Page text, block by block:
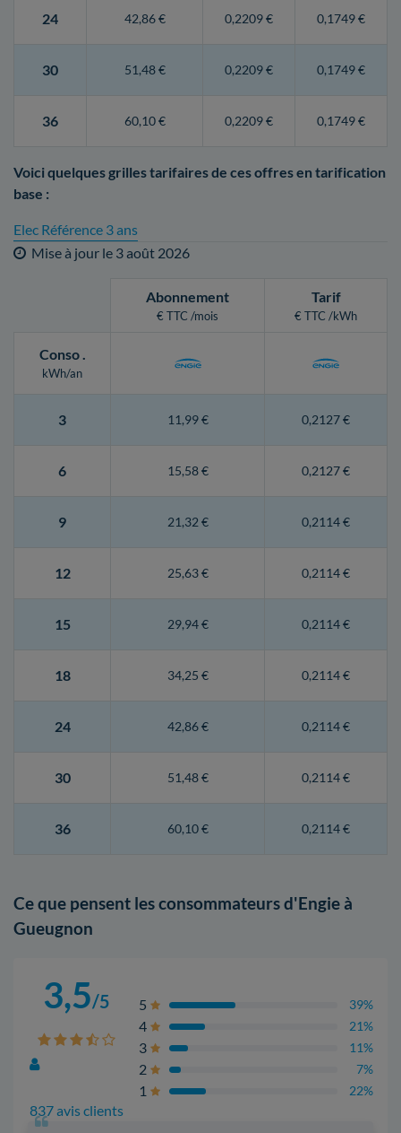
24 42,86 € 0,2209 € 0,1749 €
30 51,48 € 0,2209 € 0,1749 €
36 60,10 € 0,2209 € 0,1749 €
Voici quelques grilles tarifaires de ces offres en tarification
base :
Elec Référence 3 ans
Mise à jour le 3 août 2026
Abonnement
€ TTC /mois
Tarif
€ TTC /kWh
Conso.
kWh/an
3 11,99 € 0,2127 €
6 15,58 € 0,2127 €
9 21,32 € 0,2114 €
12 25,63 € 0,2114 €
15 29,94 € 0,2114 €
18 34,25 € 0,2114 €
24 42,86 € 0,2114 €
30 51,48 € 0,2114 €
36 60,10 € 0,2114 €
Ce que pensent les consommateurs d'Engie à
Gueugnon
3,5/5
837 avis clients
5 39%
4 21%
3 11%
2 7%
1 22%